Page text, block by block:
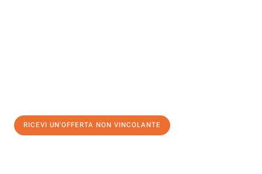
RICEVI UN'OFFERTA NON VINCOLANTE